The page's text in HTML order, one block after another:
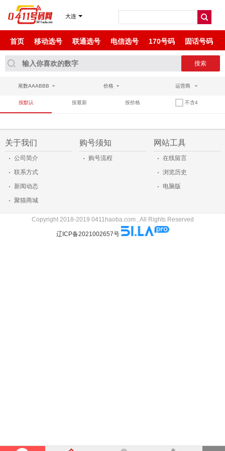
大连
首页 移动选号 联通选号 电信选号 170号码 固话号码
尾数AAABBB 价格 运营商
尾数AABAA
尾数ABBA
按默认 按最新 按价格 不含4
关于我们
· 公司简介
· 联系方式
· 新闻动态
· 聚猫商城
购号须知
· 购号流程
网站工具
· 在线留言
· 浏览历史
· 电脑版
Copyright 2018-2019 0411haoba.com , All Rights Reserved
辽ICP备2021002657号